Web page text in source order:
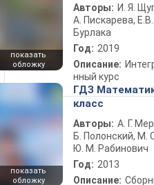
показать
обложку
Авторы: И. Я.
А. Пискарева, Е.В.
Бурлака
Год: 2019
Описание:
нный курс
показать
обложку
ГДЗ
класс
Авторы: А. Г.
Б. Полонский, М.
Ю. М. Рабинович
Год: 2013
Описание: